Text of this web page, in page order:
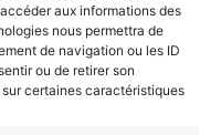
aux informations des
nous permettra de
de navigation ou les ID
ou de retirer son
certaines caractéristiques